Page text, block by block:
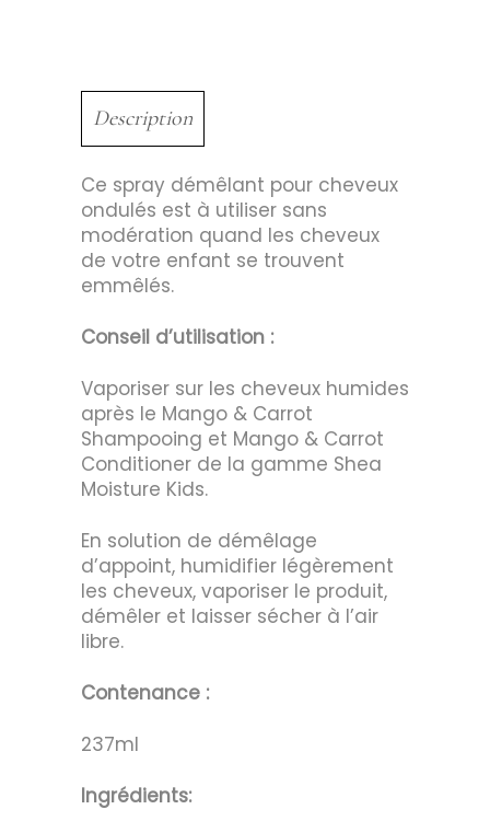
Description
Ce spray démêlant pour cheveux
ondulés est à utiliser sans
modération quand les cheveux
de votre enfant se trouvent
emmêlés.
Conseil d’utilisation :
Vaporiser sur les cheveux humides
après le Mango & Carrot
Shampooing et Mango & Carrot
Conditioner de la gamme Shea
Moisture Kids.
En solution de démêlage
d’appoint, humidifier légèrement
les cheveux, vaporiser le produit,
démêler et laisser sécher à l’air
libre.
Contenance :
237ml
Ingrédients: